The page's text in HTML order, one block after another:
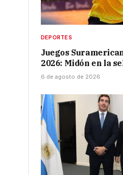
DEPORTES
Juegos
2026: Midón en la
6 de agosto de 2026